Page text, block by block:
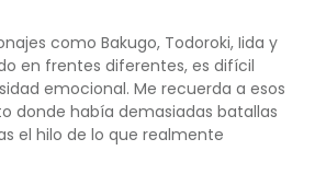
como Bakugo, Todoroki, Iida y
en frentes diferentes, es difícil
emocional. Me recuerda a esos
donde había demasiadas batallas
el hilo de lo que realmente